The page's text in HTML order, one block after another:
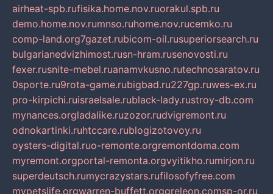
airheat-spb.rufisika.home.nov.ruorakul.spb.ru
demo.home.nov.rumnso.ruhome.nov.rucemko.ru
comp-land.org7gazet.rubicom-oil.rusuperiorsearch.ru
bulgarianedvizhimost.rusn-hram.rusenovosti.ru
fexer.rusnite-mebel.ruanamvkusno.rutechnosaratov.ru
0sporte.ru9rota-game.rubigbad.ru227gp.ruwes-ex.ru
pro-kirpichi.ruisraelsale.rublack-lady.rustroy-db.com
mynances.orgladalike.ruzozor.rudvigremont.ru
odnokartinki.ruhtccare.rublogizotovoy.ru
oysters-digital.ruo-remonte.orgremontdoma.com
myremont.orgportal-remonta.orgvyitikho.rumirjon.ru
superdeutsch.rumycrazystars.rufilosofyfree.com
mypetslife.orgwarren-buffett.orggreleon.comsp-or.ru